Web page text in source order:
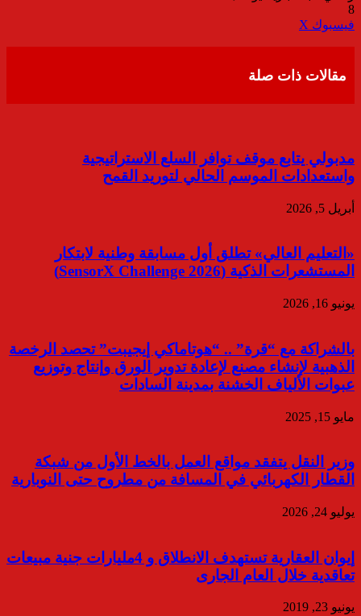
8
فيسبوك ‫X
مقالات ذات صلة
مدبولي يتابع موقف توافر السلع الاستراتيجية
واستعدادات الموسم الحالي لتوريد القمح
أبريل 5, 2026
«التعليم العالي» تطلق أول مسابقة وطنية لابتكار
المستشعرات الذكية (SensorX Challenge 2026)
يونيو 16, 2026
بالشراكة مع “قرة” .. “هوتاماكي إيجيبت” تحصد الرخصة
الذهبية لإنشاء مصنع لإعادة تدوير الورق وإنتاج وتوزيع
عبوات الألياف الخشنة بمدينة السادات
مايو 15, 2025
وزير النقل يتفقد مواقع العمل بالخط الأول من شبكة
القطار الكهربائي في المسافة من مطروح حتى النوبارية
يوليو 24, 2026
إيوان العقارية تستهدف الانطلاق و 4مليارات جنية مبيعات
تعاقدية خلال العام الجارى
يونيو 23, 2019